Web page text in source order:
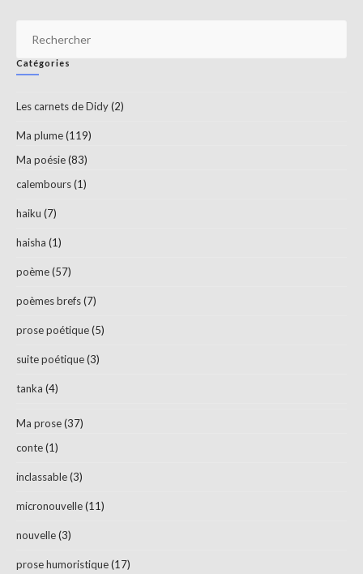
Catégories
Les carnets de Didy(2)
Ma plume(119)
Ma poésie(83)
calembours(1)
haiku (7)
haisha (1)
poème(57)
poèmes brefs(7)
prose poétique(5)
suite poétique(3)
tanka (4)
Ma prose(37)
conte(1)
inclassable(3)
micronouvelle(11)
nouvelle(3)
prose humoristique(17)